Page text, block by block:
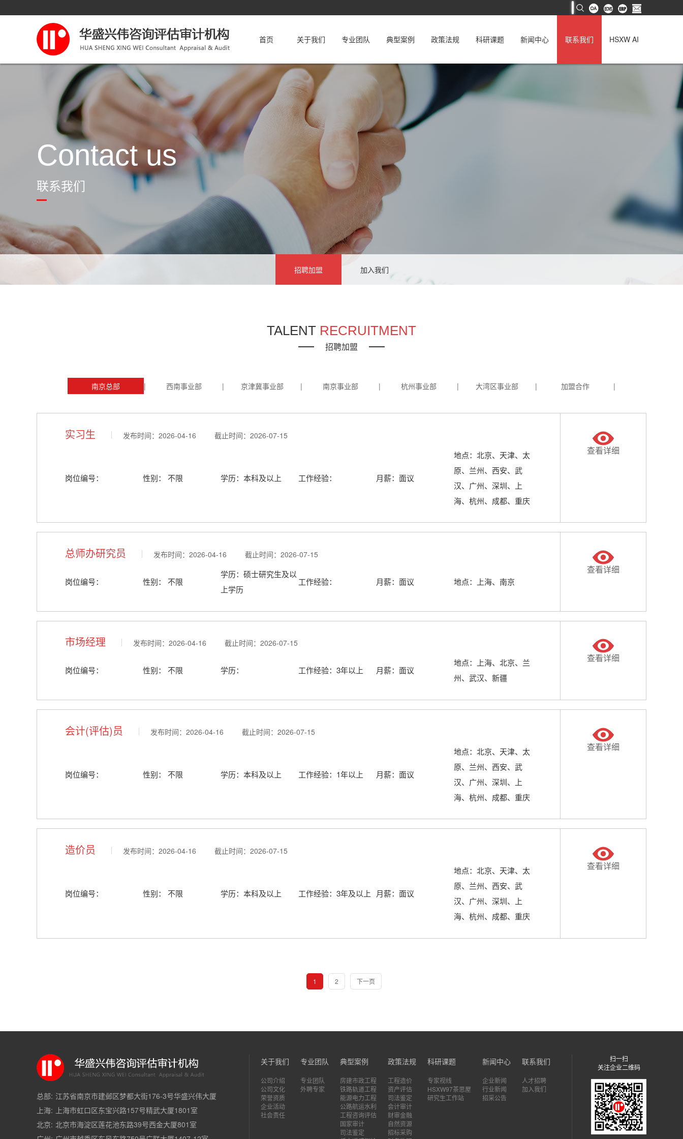
首页 关于我们 专业团队 典型案例 政策法规 科研课题 新闻中心 联系我们 HSXW AI
Contact us
联系我们
招聘加盟 加入我们
TALENT RECRUITMENT
招聘加盟
南京总部 | 西南事业部 | 京津冀事业部 | 南京事业部 | 杭州事业部 | 大湾区事业部 | 加盟合作 |
实习生 发布时间：2026-04-16 截止时间：2026-07-15
岗位编号： 性别： 不限 学历：本科及以上 工作经验： 月薪：面议
地点：北京、天津、太
原、兰州、西安、武
汉、广州、深圳、上
海、杭州、成都、重庆
查看详细
总师办研究员 发布时间：2026-04-16 截止时间：2026-07-15
岗位编号： 性别： 不限
学历：硕士研究生及以
上学历
工作经验： 月薪：面议 地点：上海、南京
查看详细
市场经理 发布时间：2026-04-16 截止时间：2026-07-15
岗位编号： 性别： 不限 学历： 工作经验：3年以上 月薪：面议
地点：上海、北京、兰
州、武汉、新疆
查看详细
会计(评估)员 发布时间：2026-04-16 截止时间：2026-07-15
岗位编号： 性别： 不限 学历：本科及以上 工作经验：1年以上 月薪：面议
地点：北京、天津、太
原、兰州、西安、武
汉、广州、深圳、上
海、杭州、成都、重庆
查看详细
造价员 发布时间：2026-04-16 截止时间：2026-07-15
岗位编号： 性别： 不限 学历：本科及以上 工作经验：3年及以上 月薪：面议
地点：北京、天津、太
原、兰州、西安、武
汉、广州、深圳、上
海、杭州、成都、重庆
查看详细
1 2 下一页
总部: 江苏省南京市建邺区梦都大街176-3号华盛兴伟大厦
上海: 上海市虹口区东宝兴路157号精武大厦1801室
北京: 北京市海淀区莲花池东路39号西金大厦801室
关于我们
公司介绍
公司文化
荣誉资质
企业活动
社会责任
专业团队
专业团队
外聘专家
典型案例
房建市政工程
铁路轨道工程
能源电力工程
公路航运水利
工程咨询评估
国家审计
司法鉴定
政策法规
工程造价
资产评估
司法鉴定
会计审计
财审金融
自然资源
招标采购
科研课题
专家视线
HSXW97茶思屋
研究生工作站
新闻中心
企业新闻
行业新闻
招采公告
联系我们
人才招聘
加入我们
扫一扫
关注企业二维码